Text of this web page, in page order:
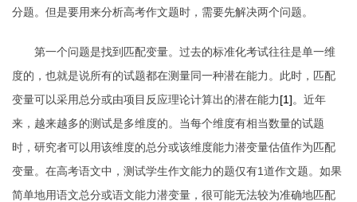
分题。但是要用来分析高考作文题时，需要先解决两个问题。
第一个问题是找到匹配变量。过去的标准化考试往往是单一维
度的，也就是说所有的试题都在测量同一种潜在能力。此时，匹配
变量可以采用总分或由项目反应理论计算出的潜在能力[1]。近年
来，越来越多的测试是多维度的。当每个维度有相当数量的试题
时，研究者可以用该维度的总分或该维度能力潜变量估值作为匹配
变量。在高考语文中，测试学生作文能力的题仅有1道作文题。如果
简单地用语文总分或语文能力潜变量，很可能无法较为准确地匹配